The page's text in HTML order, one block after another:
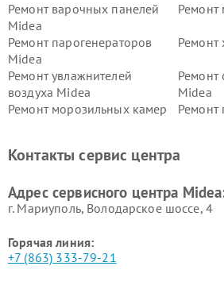
Ремонт варочных панелей
Midea
Ремонт
Ремонт парогенераторов
Midea
Ремонт
Ремонт увлажнителей
воздуха Midea
Ремонт
Midea
Ремонт морозильных камер
Ремонт
пылесосов Midea
Midea
Контакты сервис центра
Адрес сервисного центра
г. Мариуполь, Володарское шоссе, 4
Горячая линия:
+7 (863) 333-79-21